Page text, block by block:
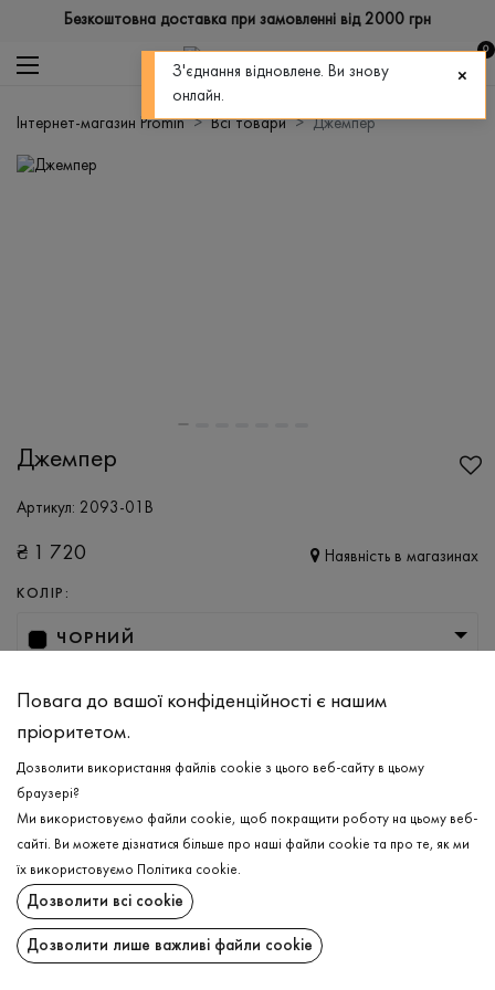
Безкоштовна доставка при замовленні від 2000 грн
0
Інтернет-магазин Promin Всі товари Джемпер
Джемпер
Артикул: 2093-01В
₴ 1 720 Наявність в магазинах
КОЛІР:
ЧОРНИЙ
XS
ОБЕРІТЬ РОЗМІР
Джемпер
ДОДАТИ ДО КОШИКА
ОПИС
Повага до вашої конфіденційності є нашим
пріоритетом.
Дозволити використання файлів cookie з цього веб-сайту в цьому
браузері?
Ми використовуємо файли cookie, щоб покращити роботу на цьому веб-
сайті. Ви можете дізнатися більше про наші файли cookie та про те, як ми
їх використовуємо
Політика cookie.
Дозволити всі cookie
Дозволити лише важливі файли cookie
З'єднання відновлене. Ви знову
онлайн.